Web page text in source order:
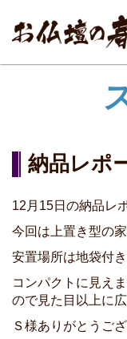
納品レポ
12月15日の納品レ
今回は上置き型の
安置場所は地袋付
コンパクトに見え
ので見た目以上に
Ｓ様ありがとうご